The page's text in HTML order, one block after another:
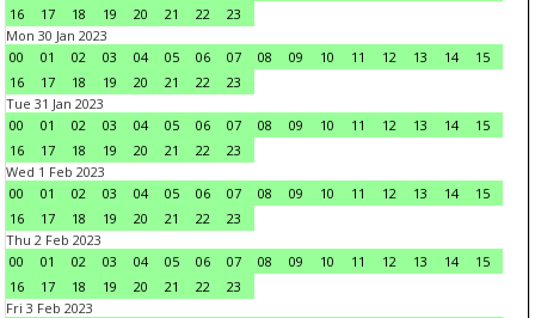
16
17 18 19 20 21 22
23
Mon 30 Jan 2023
00
01 02 03 04 05 06 07 08 09 10 11 12 13 14
15
16
17 18 19 20 21 22
23
Tue 31 Jan 2023
00
01 02 03 04 05 06 07 08 09 10 11 12 13 14
15
16
17 18 19 20 21 22
23
Wed 1 Feb 2023
00
01 02 03 04 05 06 07 08 09 10 11 12 13 14
15
16
17 18 19 20 21 22
23
Thu 2 Feb 2023
00
01 02 03 04 05 06 07 08 09 10 11 12 13 14
15
16
17 18 19 20 21 22
23
Fri 3 Feb 2023